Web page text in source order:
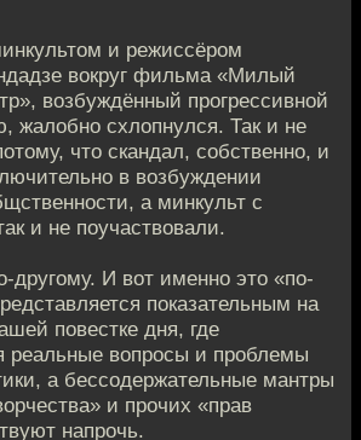
и режиссёром
вокруг фильма «Милый
возбуждённый прогрессивной
жалобно схлопнулся. Так и не
что скандал, собственно, и
в возбуждении
а минкульт с
и не поучаствовали.
другому. И вот именно это «по-
показательным на
повестке дня, где
реальные вопросы и проблемы
а бессодержательные мантры
и прочих «прав
напрочь.